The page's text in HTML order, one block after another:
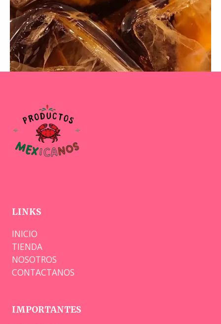
LINKS
INICIO
TIENDA
NOSOTROS
CONTACTANOS
IMPORTANTES